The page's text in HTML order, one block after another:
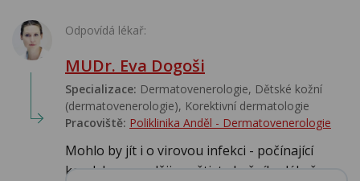
Odpovídá lékař:
MUDr. Eva Dogoši
Specializace: Dermatovenerologie, Dětské kožní
(dermatovenerologie), Korektivní dermatologie
Pracoviště: Poliklinika Anděl - Dermatovenerologie
Mohlo by jít i o virovou infekci - počínající
kondyloma, raději navštivte kožního lékaře....